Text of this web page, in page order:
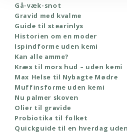
Gå-væk-snot
Gravid med kvalme
Guide til stearinlys
Historien om en moder
Ispindforme uden kemi
Kan alle amme?
Kræs til mors hud – uden kemi
Max Helse til Nybagte Mødre
Muffinsforme uden kemi
Nu palmer skoven
Olier til gravide
Probiotika til folket
Quickguide til en hverdag